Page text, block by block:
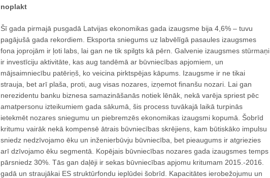
noplakt
Šī gada pirmajā pusgadā Latvijas ekonomikas gada izaugsme bija 4,6% – tuvu
pagājušā gada rekordiem. Eksporta sniegums uz labvēlīgā pasaules izaugsmes
fona joprojām ir ļoti labs, lai gan ne tik spilgts kā pērn. Galvenie izaugsmes stūrmaņi
ir investīciju aktivitāte, kas aug tandēmā ar būvniecības apjomiem, un
mājsaimniecību patēriņš, ko veicina pirktspējas kāpums. Izaugsme ir ne tikai
strauja, bet arī plaša, proti, aug visas nozares, izņemot finanšu nozari. Lai gan
nerezidentu banku biznesa samazināšanās notiek lēnāk, nekā varēja spriest pēc
amatpersonu izteikumiem gada sākumā, šis process tuvākajā laikā turpinās
ietekmēt nozares sniegumu un piebremzēs ekonomikas izaugsmi kopumā. Šobrīd
kritumu vairāk nekā kompensē ātrais būvniecības skrējiens, kam būtiskāko impulsu
sniedz nedzīvojamo ēku un inženierbūvju būvniecība, bet pieaugums ir atgriezies
arī dzīvojamo ēku segmentā. Kopējais būvniecības nozares gada izaugsmes temps
pārsniedz 30%. Tās gan daļēji ir sekas būvniecības apjomu kritumam 2015.-2016.
gadā un straujākai ES struktūrfondu ieplūdei šobrīd. Kapacitātes ierobežojumu un